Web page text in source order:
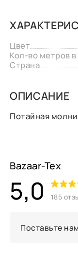
Цвет
Кол-во метров
Страна
ОПИСАНИЕ
Потайная
Bazaar-Tex
5,0 185
Поставьте